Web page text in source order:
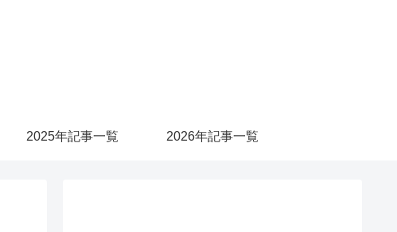
2025年記事一覧 2026年記事一覧